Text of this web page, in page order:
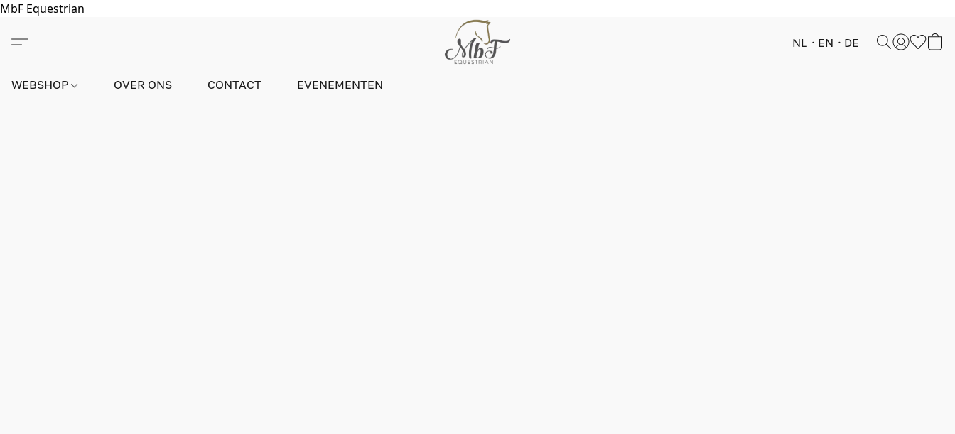
MbF Equestrian
NL EN DE
WEBSHOP OVER ONS CONTACT EVENEMENTEN